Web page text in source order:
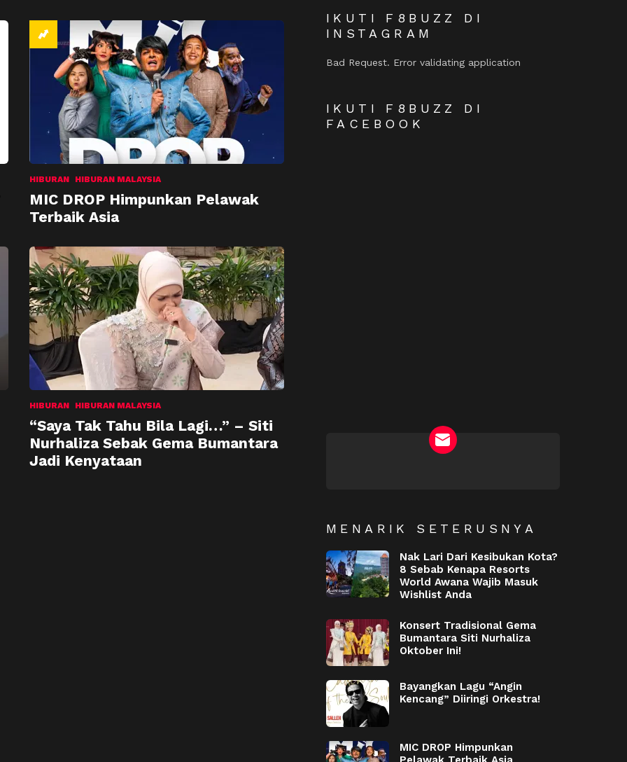
HIBURAN HIBURAN MALAYSIA
MIC DROP Himpunkan Pelawak
Terbaik Asia
HIBURAN HIBURAN MALAYSIA
“Saya Tak Tahu Bila Lagi…” – Siti
Nurhaliza Sebak Gema Bumantara
Jadi Kenyataan
IKUTI F8BUZZ DI
INSTAGRAM
Bad Request. Error validating application
IKUTI F8BUZZ DI
FACEBOOK
MENARIK SETERUSNYA
Nak Lari Dari Kesibukan Kota?
8 Sebab Kenapa Resorts
World Awana Wajib Masuk
Wishlist Anda
Konsert Tradisional Gema
Bumantara Siti Nurhaliza
Oktober Ini!
Bayangkan Lagu “Angin
Kencang” Diiringi Orkestra!
MIC DROP Himpunkan